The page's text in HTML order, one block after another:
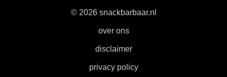
© 2026 snackbarbaar.nl
over ons
disclaimer
privacy policy